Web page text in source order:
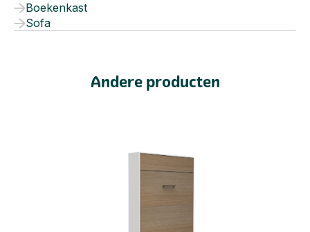
Boekenkast
Sofa
Andere producten